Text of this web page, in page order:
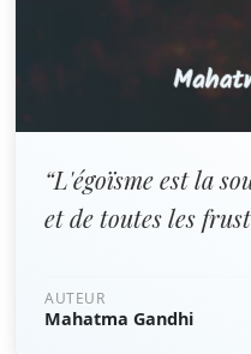
“L'égoïsme est la
et de toutes les
AUTEUR
Mahatma Gandhi